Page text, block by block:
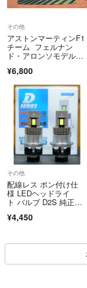
その他
アストンマーティンF1
チーム フェルナン
ド・アロンソモデルＴ
¥6,800
その他
配線レス ポン付け仕
様 LEDヘッドライ
ト バルブ D2S 純正HI
¥4,450